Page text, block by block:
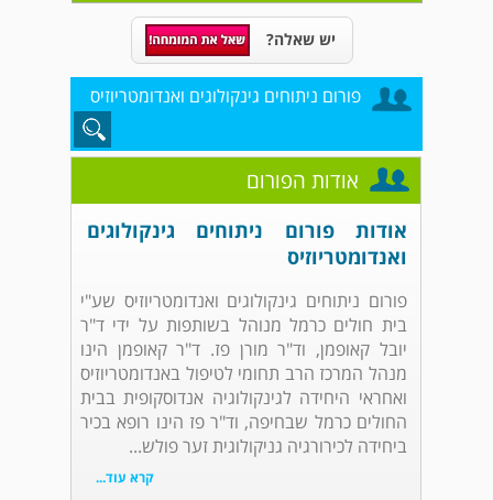
יש שאלה?
פורום ניתוחים גינקולוגים ואנדומטריוזיס
אודות הפורום
אודות פורום ניתוחים גינקולוגים
ואנדומטריוזיס
פורום ניתוחים גינקולוגים ואנדומטריוזיס שע"י
בית חולים כרמל מנוהל בשותפות על ידי ד"ר
יובל קאופמן, וד"ר מורן פז. ד"ר קאופמן הינו
מנהל המרכז הרב תחומי לטיפול באנדומטריוזיס
ואחראי היחידה לגינקולוגיה אנדוסקופית בבית
החולים כרמל שבחיפה, וד"ר פז הינו רופא בכיר
ביחידה לכירורגיה גניקולוגית זער פולש...
קרא עוד...